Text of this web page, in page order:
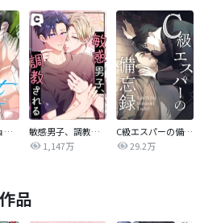
スイート・ショット
敏感男子、調教される
1,147万
C級エスパーの備忘録
29.2万
品